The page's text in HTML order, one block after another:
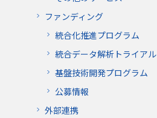
ファンディング
統合化推進プログラム
統合データ解析トライアル
基盤技術開発プログラム
公募情報
外部連携